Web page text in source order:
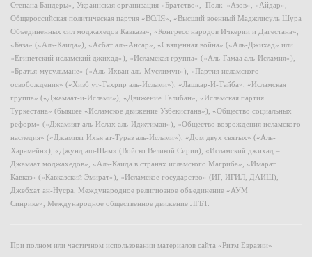
Степана Бандеры», Украинская организация «Братство», Полк «Азов», «Айдар»,
Общероссийская политическая партия «ВОЛЯ», «Высший военный Маджлисуль Шура
Объединенных сил моджахедов Кавказа», «Конгресс народов Ичкерии и Дагестана»,
«База» («Аль-Каида»), «Асбат аль-Ансар», «Священная война» («Аль-Джихад» или
«Египетский исламский джихад»), «Исламская группа» («Аль-Гамаа аль-Исламия»),
«Братья-мусульмане» («Аль-Ихван аль-Муслимун»), «Партия исламского
освобождения» («Хизб ут-Тахрир аль-Ислами»), «Лашкар-И-Тайба», «Исламская
группа» («Джамаат-и-Ислами»), «Движение Талибан», «Исламская партия
Туркестана» (бывшее «Исламское движение Узбекистана»), «Общество социальных
реформ» («Джамият аль-Ислах аль-Иджтимаи»), «Общество возрождения исламского
наследия» («Джамият Ихья ат-Тураз аль-Ислами»), «Дом двух святых» («Аль-
Харамейн»), «Джунд аш-Шам» (Войско Великой Сирии), «Исламский джихад –
Джамаат моджахедов», «Аль-Каида в странах исламского Магриба», «Имарат
Кавказ» («Кавказский Эмират»), «Исламское государство» (ИГ, ИГИЛ, ДАИШ),
Джебхат ан-Нусра, Международное религиозное объединение «АУМ
Синрике», Международное общественное движение ЛГБТ.
При полном или частичном использовании материалов сайта «Ритм Евразии»